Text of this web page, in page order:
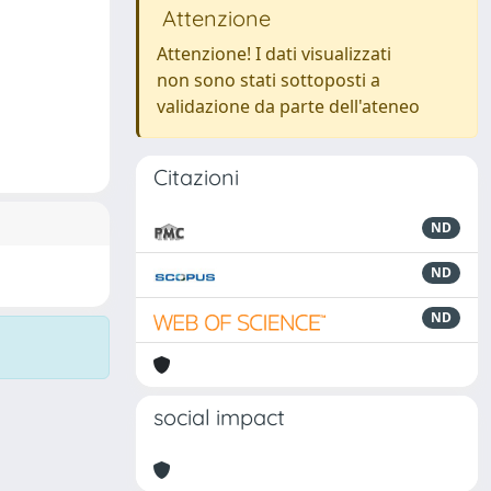
Attenzione
Attenzione! I dati visualizzati
non sono stati sottoposti a
validazione da parte dell'ateneo
Citazioni
ND
ND
ND
social impact